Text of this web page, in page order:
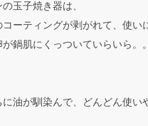
玉子焼き器は、
ーティングが剥がれて、使い
鍋肌にくっついていらいら。。
油が馴染んで、どんどん使い